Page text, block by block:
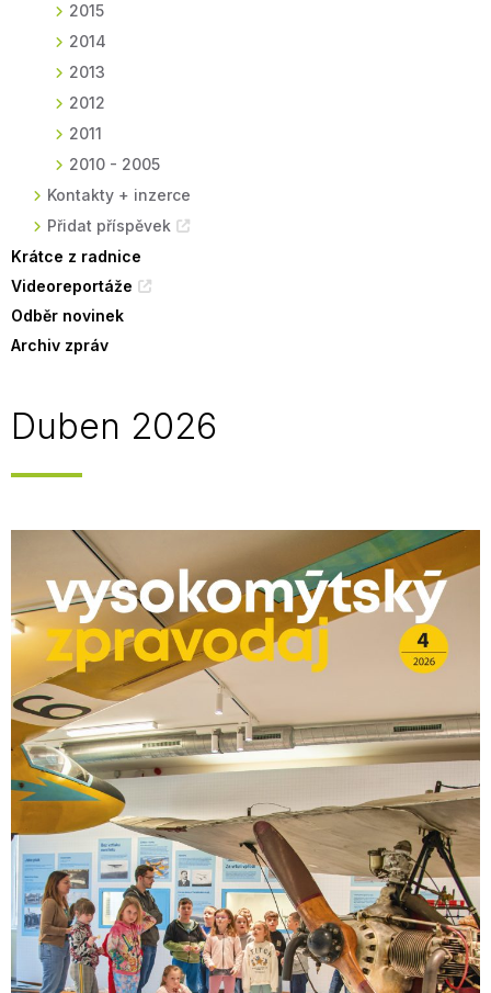
2015
2014
2013
2012
2011
2010 - 2005
Kontakty + inzerce
Přidat příspěvek
Krátce z radnice
Videoreportáže
Odběr novinek
Archiv zpráv
Duben 2026